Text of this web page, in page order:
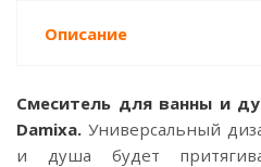
Описание
Смеситель для ванны и
Damixa. Универсальный
и душа будет